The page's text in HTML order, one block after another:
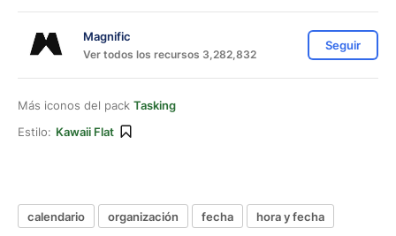
Magnific
Ver todos los recursos 3,282,832
Seguir
Más iconos del pack Tasking
Estilo: Kawaii Flat
calendario organización fecha hora y fecha